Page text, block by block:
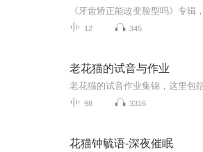
12 345
老花猫的试音与作业
98 3316
花猫钟毓语-深夜催眠